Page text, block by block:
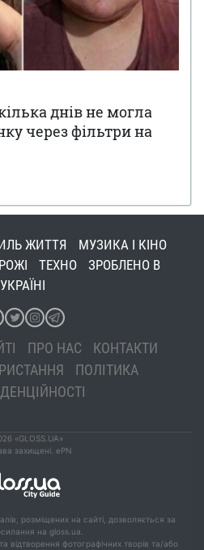
днів не могла
через фільтри на
ЖИТТЯ
МУЗИКА І КІНО
ТЕХНО
ЗРОБЛЕНО В
УКРАЇНІ
ПРО НАС
КОНТАКТИ
ПОЛІТИКА
«GLOSS.UA»
захищені. ePN
розміщених на сайті, дозволяється за
на gloss.ua.
відтворення фотографічних творів та/або